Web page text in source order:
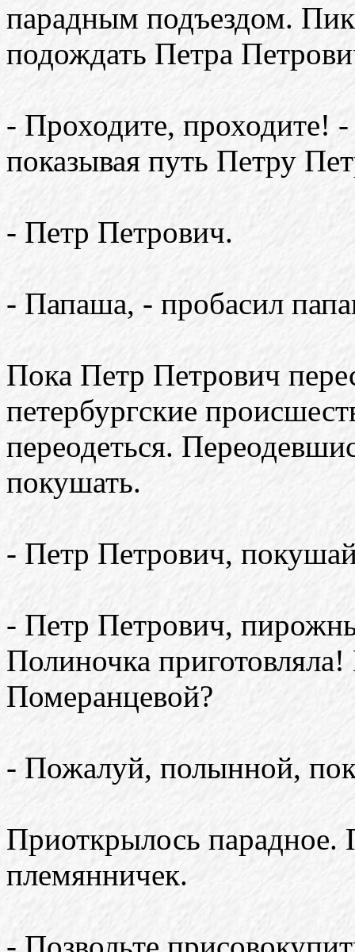
парадным подъездом.
подождать Петра
- Проходите, проходите!
показывая путь Петру
- Петр Петрович.
- Папаша, - пробасил
Пока Петр Петрович
петербургские
переодеться.
покушать.
- Петр Петрович,
- Петр Петрович,
Полиночка
Померанцевой?
- Пожалуй, полынной,
Приоткрылось парадное.
племянничек.